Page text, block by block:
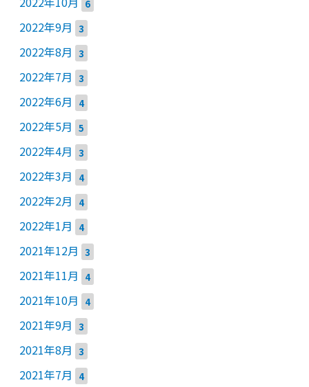
6
2022年9月 3
2022年8月 3
2022年7月 3
2022年6月 4
2022年5月 5
2022年4月 3
2022年3月 4
2022年2月 4
2022年1月 4
2021年12月 3
2021年11月 4
2021年10月 4
2021年9月 3
2021年8月 3
2021年7月 4